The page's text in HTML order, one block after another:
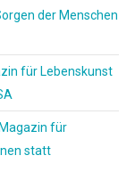
der Menschen
für Lebenskunst
für
statt